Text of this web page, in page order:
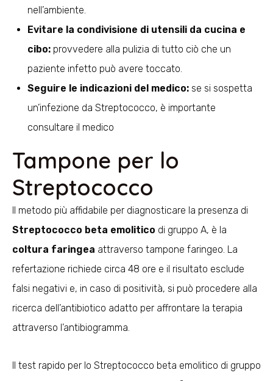
nell’ambiente.
Evitare la condivisione di utensili da cucina e
cibo: provvedere alla pulizia di tutto ciò che un
paziente infetto può avere toccato.
Seguire le indicazioni del medico: se si sospetta
un’infezione da Streptococco, è importante
consultare il medico
Tampone per lo
Streptococco
Il metodo più affidabile per diagnosticare la presenza di
Streptococco beta emolitico di gruppo A, è la
coltura faringea attraverso tampone faringeo. La
refertazione richiede circa 48 ore e il risultato esclude
falsi negativi e, in caso di positività, si può procedere alla
ricerca dell’antibiotico adatto per affrontare la terapia
attraverso l’antibiogramma.
Il test rapido per lo Streptococco beta emolitico di gruppo